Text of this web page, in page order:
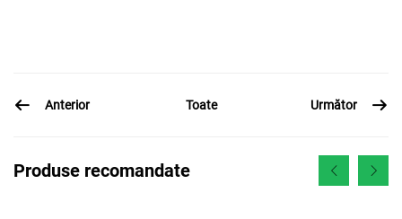
Anterior Toate Următor
Produse recomandate